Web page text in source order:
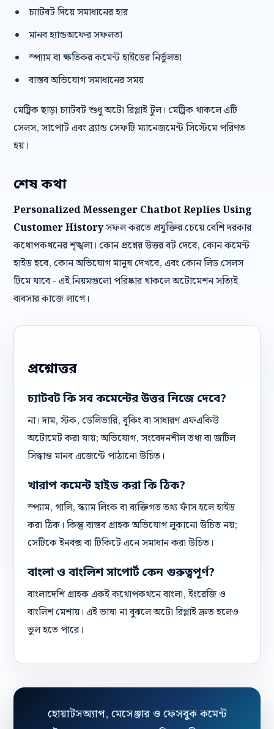
চ্যাটবট দিয়ে সমাধানের হার
মানব হ্যান্ডঅফের সফলতা
স্প্যাম বা ক্ষতিকর কমেন্ট হাইডের নির্ভুলতা
বাস্তব অভিযোগ সমাধানের সময়
মেট্রিক ছাড়া চ্যাটবট শুধু অটো রিপ্লাই টুল। মেট্রিক থাকলে এটি
সেলস, সাপোর্ট এবং ব্র্যান্ড সেফটি ম্যানেজমেন্ট সিস্টেমে পরিণত
হয়।
শেষ কথা
Personalized Messenger Chatbot Replies Using
Customer Historyসফল করতে প্রযুক্তির চেয়ে বেশি দরকার
কথোপকথনের শৃঙ্খলা। কোন প্রশ্নের উত্তর বট দেবে, কোন কমেন্ট
হাইড হবে, কোন অভিযোগ মানুষ দেখবে, এবং কোন লিড সেলস
টিমে যাবে - এই নিয়মগুলো পরিষ্কার থাকলে অটোমেশন সত্যিই
ব্যবসার কাজে লাগে।
প্রশ্নোত্তর
চ্যাটবট কি সব কমেন্টের উত্তর নিজে দেবে?
না। দাম, স্টক, ডেলিভারি, বুকিং বা সাধারণ এফএকিউ
অটোমেট করা যায়; অভিযোগ, সংবেদনশীল তথ্য বা জটিল
সিদ্ধান্ত মানব এজেন্টে পাঠানো উচিত।
খারাপ কমেন্ট হাইড করা কি ঠিক?
স্প্যাম, গালি, স্ক্যাম লিংক বা ব্যক্তিগত তথ্য ফাঁস হলে হাইড
করা ঠিক। কিন্তু বাস্তব গ্রাহক অভিযোগ লুকানো উচিত নয়;
সেটিকে ইনবক্স বা টিকিটে এনে সমাধান করা উচিত।
বাংলা ও বাংলিশ সাপোর্ট কেন গুরুত্বপূর্ণ?
বাংলাদেশি গ্রাহক একই কথোপকথনে বাংলা, ইংরেজি ও
বাংলিশ মেশায়। এই ভাষা না বুঝলে অটো রিপ্লাই দ্রুত হলেও
ভুল হতে পারে।
হোয়াটসঅ্যাপ, মেসেঞ্জার ও ফেসবুক কমেন্ট